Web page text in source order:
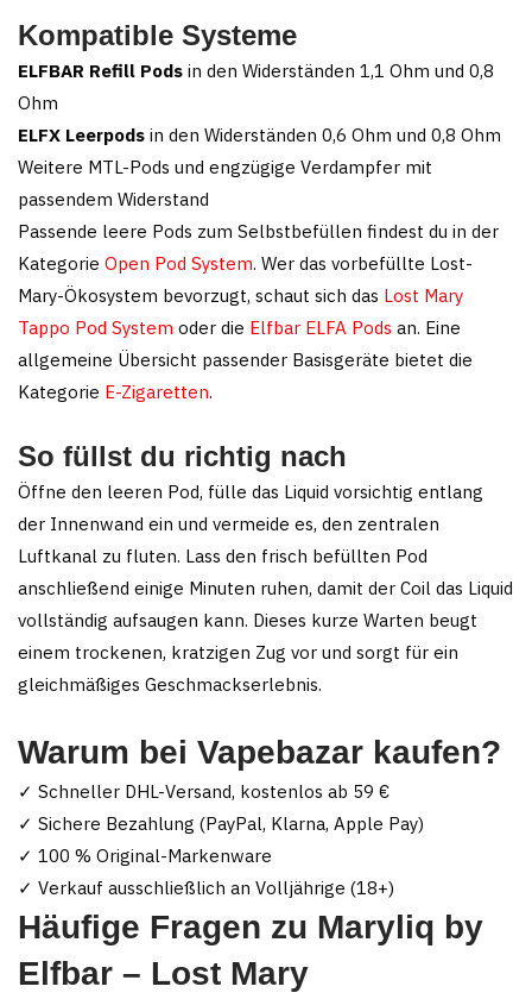
Kompatible Systeme
ELFBAR Refill Pods in den Widerständen 1,1 Ohm und 0,8
Ohm
ELFX Leerpods in den Widerständen 0,6 Ohm und 0,8 Ohm
Weitere MTL-Pods und engzügige Verdampfer mit
passendem Widerstand
Passende leere Pods zum Selbstbefüllen findest du in der
Kategorie Open Pod System. Wer das vorbefüllte Lost-
Mary-Ökosystem bevorzugt, schaut sich das Lost Mary
Tappo Pod System oder die Elfbar ELFA Pods an. Eine
allgemeine Übersicht passender Basisgeräte bietet die
Kategorie E-Zigaretten.
So füllst du richtig nach
Öffne den leeren Pod, fülle das Liquid vorsichtig entlang
der Innenwand ein und vermeide es, den zentralen
Luftkanal zu fluten. Lass den frisch befüllten Pod
anschließend einige Minuten ruhen, damit der Coil das Liquid
vollständig aufsaugen kann. Dieses kurze Warten beugt
einem trockenen, kratzigen Zug vor und sorgt für ein
gleichmäßiges Geschmackserlebnis.
Warum bei Vapebazar kaufen?
✓ Schneller DHL-Versand, kostenlos ab 59 €
✓ Sichere Bezahlung (PayPal, Klarna, Apple Pay)
✓ 100 % Original-Markenware
✓ Verkauf ausschließlich an Volljährige (18+)
Häufige Fragen zu Maryliq by
Elfbar – Lost Mary